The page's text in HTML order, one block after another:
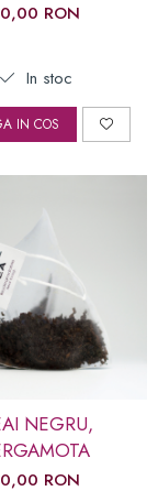
RON
In stoc
IN COS
NEGRU,
RON